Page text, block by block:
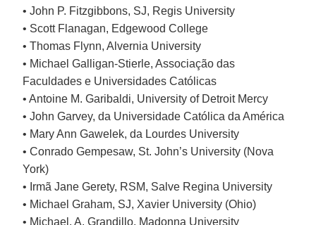
• John P. Fitzgibbons, SJ, Regis University
• Scott Flanagan, Edgewood College
• Thomas Flynn, Alvernia University
• Michael Galligan-Stierle, Associação das
Faculdades e Universidades Católicas
• Antoine M. Garibaldi, University of Detroit Mercy
• John Garvey, da Universidade Católica da América
• Mary Ann Gawelek, da Lourdes University
• Conrado Gempesaw, St. John’s University (Nova
York)
• Irmã Jane Gerety, RSM, Salve Regina University
• Michael Graham, SJ, Xavier University (Ohio)
• Michael. A. Grandillo, Madonna University